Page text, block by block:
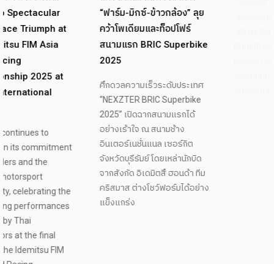
“ฟาร์ม-มิกซ์-ข้าวกล้อง” ลุย
คว้าโพเดียมและท็อปโฟร์
สนามแรก BRIC Superbike
ศึกดวลความเร็วระดับประเทศ
“NEXZTER BRIC Superbike
2025” เปิดฉากสนามแรกได้
อย่างเร้าใจ ณ สนามช้าง
อินเตอร์เนชั่นแนล เซอร์กิต
จังหวัดบุรีรัมย์ โดยเหล่านักบิด
จากสังกัด อิเดมิตสึ ฮอนด้า ทีม
คริสมาส ต่างโชว์ฟอร์มได้อย่าง
แข็งแกร่ง
พร้อมขับเคลื่อนมอเตอร์
สปอร์ตไทยเต็มกำลัง
“อิเดมิตสึ” สนับสนุนทีมแข่ง
ประสบการณ์ และศักยภาพ
พร้อมขับเคลื่อนมอเตอร์